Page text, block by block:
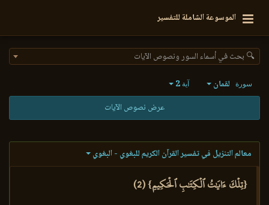
الموسوعة الشاملة للتفسير
🔍 بحث في أسماء السور ونصوص الآيات
سورة لقمان آية 2
عرض نصوص الآيات
معالم التنزيل في تفسير القرآن الكريم للبغوي - البغوي
{تِلۡكَ ءَايَٰتُ ٱلۡكِتَٰبِ ٱلۡحَكِيمِ} (2)